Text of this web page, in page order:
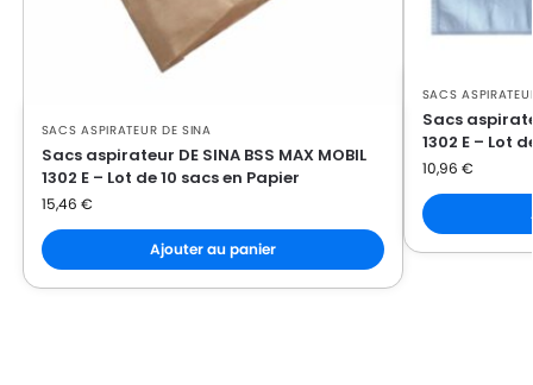
SACS ASPIRATEUR DE SINA
Sacs aspirateur DE SINA BSS MAX MOBIL
1302 E – Lot de 10 sacs en Papier
15,46 €
Ajouter au panier
SACS
Sacs
1302 E – Lot
10,96 €